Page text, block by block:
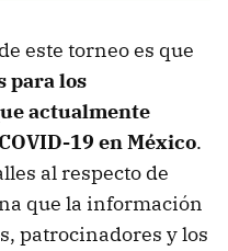
este torneo es que
para los
actualmente
19 en México.
al respecto de
que la información
patrocinadores y los